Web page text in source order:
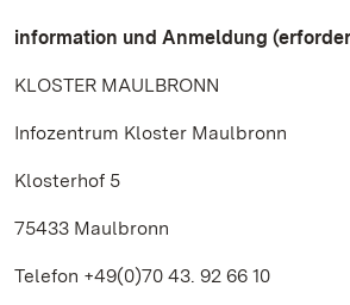
information und Anmeldung
KLOSTER MAULBRONN
Infozentrum Kloster Maulbronn
Klosterhof 5
75433 Maulbronn
Telefon +49(0)70 43. 92 66 10